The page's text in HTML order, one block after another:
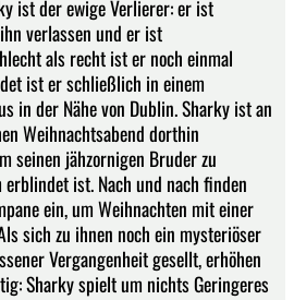
ist der ewige Verlierer: er ist
verlassen und er ist
als recht ist er noch einmal
ist er schließlich in einem
in der Nähe von Dublin. Sharky ist an
Weihnachtsabend dorthin
seinen jähzornigen Bruder zu
ist. Nach und nach finden
ein, um Weihnachten mit einer
sich zu ihnen noch ein mysteriöser
Vergangenheit gesellt, erhöhen
Sharky spielt um nichts Geringeres